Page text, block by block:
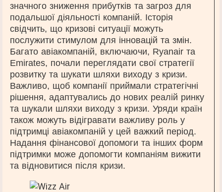
значного зниження прибутків та загроз для
подальшої діяльності компаній. Історія
свідчить, що кризові ситуації можуть
послужити стимулом для інновацій та змін.
Багато авіакомпаній, включаючи, Ryanair та
Emirates, почали переглядати свої стратегії
розвитку та шукати шляхи виходу з кризи.
Важливо, щоб компанії приймали стратегічні
рішення, адаптувались до нових реалій ринку
та шукали шляхи виходу з кризи. Уряди країн
також можуть відігравати важливу роль у
підтримці авіакомпаній у цей важкий період.
Надання фінансової допомоги та інших форм
підтримки може допомогти компаніям вижити
та відновитися після кризи.